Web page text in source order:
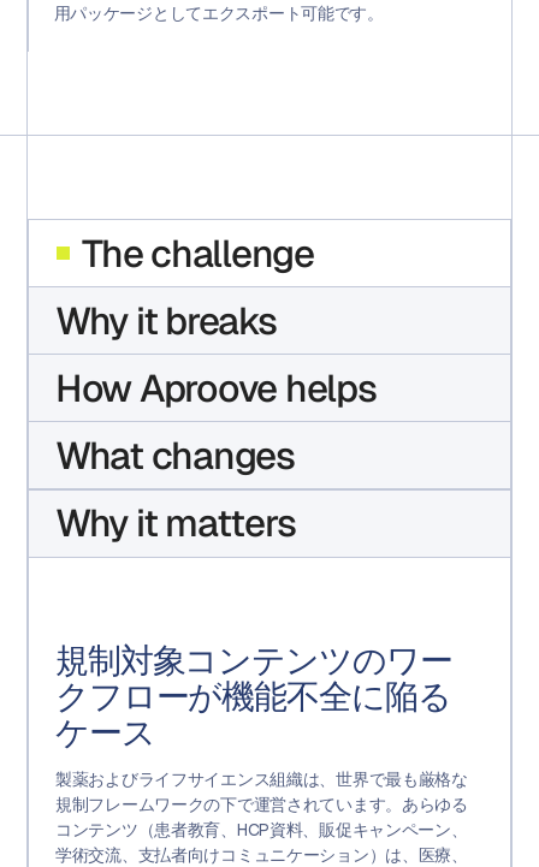
用パッケージとしてエクスポート可能です。
The challenge
Why it breaks
How Aproove helps
What changes
Why it matters
規制対象コンテンツのワー
クフローが機能不全に陥る
ケース
製薬およびライフサイエンス組織は、世界で最も厳格な
規制フレームワークの下で運営されています。あらゆる
コンテンツ（患者教育、HCP資料、販促キャンペーン、
学術交流、支払者向けコミュニケーション）は、医療、